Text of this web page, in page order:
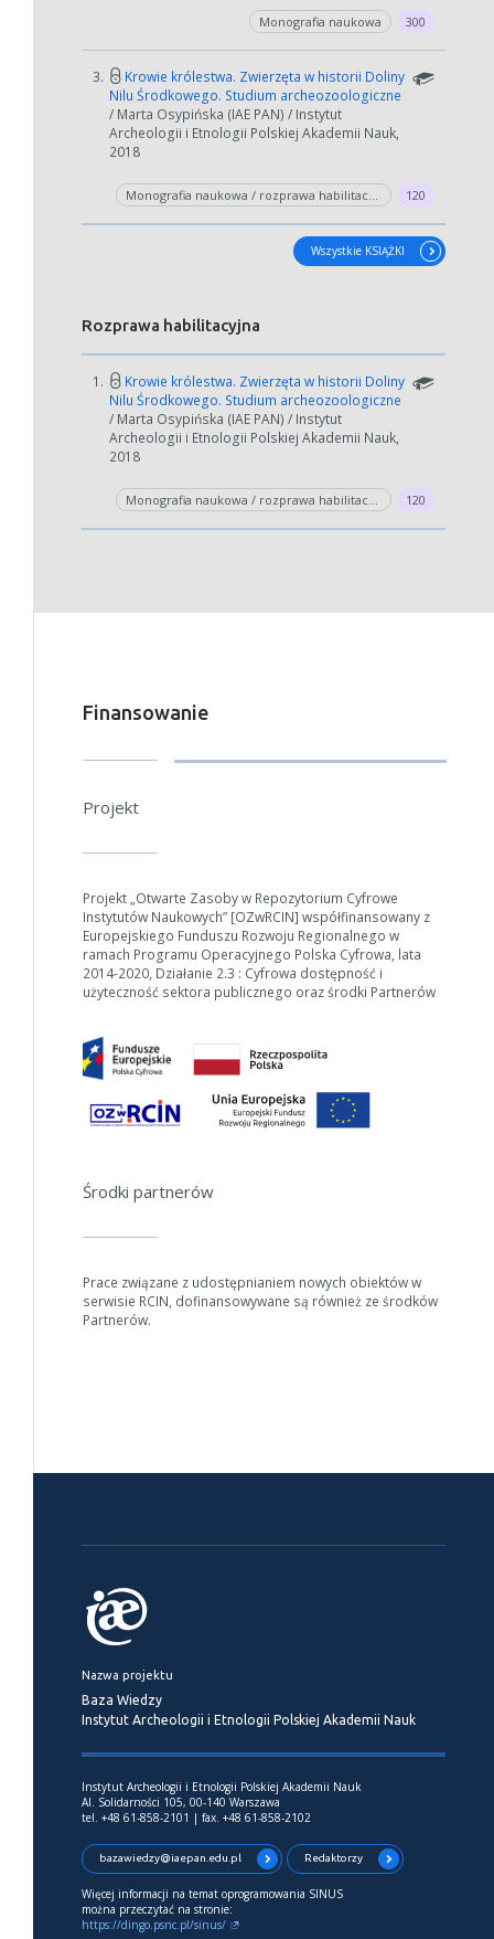
Monografia naukowa 300
3.
Krowie królestwa. Zwierzęta w historii Doliny
Nilu Środkowego. Studium archeozoologiczne
/ Marta Osypińska (IAE PAN) / Instytut
Archeologii i Etnologii Polskiej Akademii Nauk,
2018
Monografia naukowa / rozprawa habilitacyjna 120
Wszystkie KSIĄŻKI
Rozprawa habilitacyjna
1.
Krowie królestwa. Zwierzęta w historii Doliny
Nilu Środkowego. Studium archeozoologiczne
/ Marta Osypińska (IAE PAN) / Instytut
Archeologii i Etnologii Polskiej Akademii Nauk,
2018
Monografia naukowa / rozprawa habilitacyjna 120
Finansowanie
Projekt
Projekt „Otwarte Zasoby w Repozytorium Cyfrowe
Instytutów Naukowych” [OZwRCIN] współfinansowany z
Europejskiego Funduszu Rozwoju Regionalnego w
ramach Programu Operacyjnego Polska Cyfrowa, lata
2014-2020, Działanie 2.3 : Cyfrowa dostępność i
użyteczność sektora publicznego oraz środki Partnerów
Środki partnerów
Prace związane z udostępnianiem nowych obiektów w
serwisie RCIN, dofinansowywane są również ze środków
Partnerów.
Nazwa projektu
Baza Wiedzy
Instytut Archeologii i Etnologii Polskiej Akademii Nauk
Instytut Archeologii i Etnologii Polskiej Akademii Nauk
Al. Solidarności 105, 00-140 Warszawa
tel. +48 61-858-2101 | fax. +48 61-858-2102
bazawiedzy@iaepan.edu.pl Redaktorzy
Więcej informacji na temat oprogramowania SINUS
można przeczytać na stronie:
https://dingo.psnc.pl/sinus/